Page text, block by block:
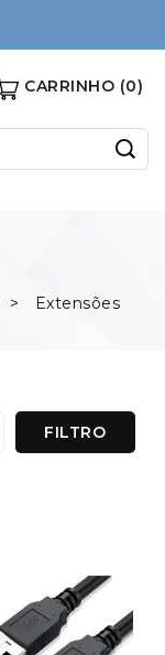
CARRINHO (0)
Extensões
FILTRO